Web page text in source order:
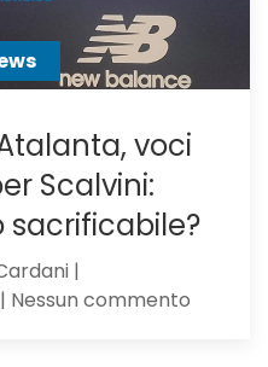
voci
Scalvini:
sacrificabile?
|
| Nessun commento